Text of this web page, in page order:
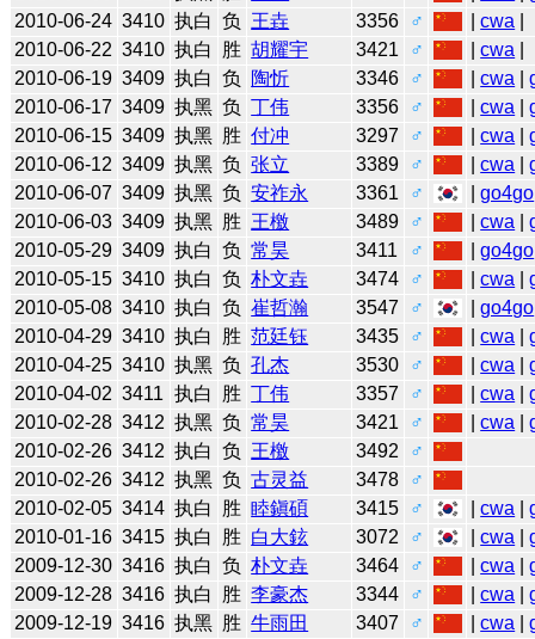
2010-06-24 3410 执白 负 王垚 3356 ♂ |cwa
2010-06-22 3410 执白 胜 胡耀宇 3421 ♂ |cwa
2010-06-19 3409 执白 负 陶忻 3346 ♂ |cwa |
2010-06-17 3409 执黑 负 丁伟 3356 ♂ |cwa |
2010-06-15 3409 执黑 胜 付冲 3297 ♂ |cwa |
2010-06-12 3409 执黑 负 张立 3389 ♂ |cwa |
2010-06-07 3409 执黑 负 安祚永 3361 ♂ |go4go
2010-06-03 3409 执黑 胜 王檄 3489 ♂ |cwa |
2010-05-29 3409 执白 负 常昊 3411 ♂ |go4go
2010-05-15 3410 执白 负 朴文垚 3474 ♂ |cwa |
2010-05-08 3410 执白 负 崔哲瀚 3547 ♂ |go4go
2010-04-29 3410 执白 胜 范廷钰 3435 ♂ |cwa |
2010-04-25 3410 执黑 负 孔杰 3530 ♂ |cwa |
2010-04-02 3411 执白 胜 丁伟 3357 ♂ |cwa |
2010-02-28 3412 执黑 负 常昊 3421 ♂ |cwa |
2010-02-26 3412 执白 负 王檄 3492
♂
2010-02-26 3412 执黑 负 古灵益 3478
♂
2010-02-05 3414 执白 胜 睦鎭碩 3415 ♂ |cwa |
2010-01-16 3415 执白 胜 白大鉉 3072 ♂ |cwa |
2009-12-30 3416 执白 负 朴文垚 3464 ♂ |cwa |
2009-12-28 3416 执白 胜 李豪杰 3344 ♂ |cwa |
2009-12-19 3416 执黑 胜 牛雨田 3407 ♂ |cwa |